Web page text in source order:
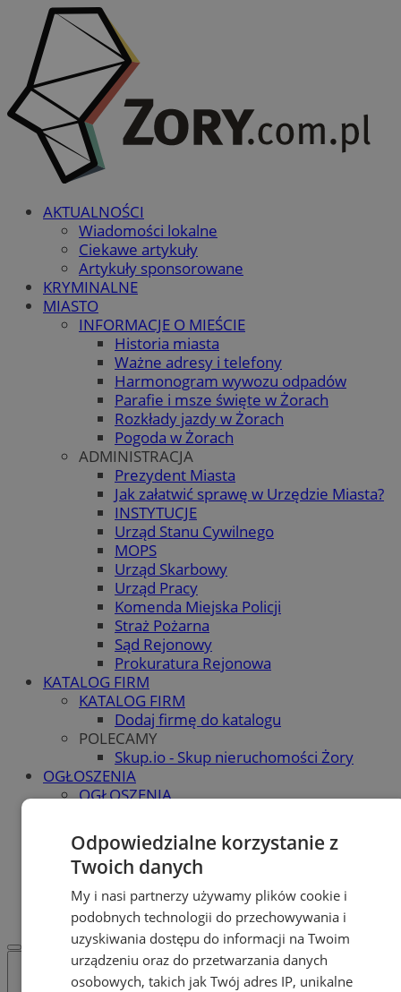
AKTUALNOŚCI
Wiadomości lokalne
Ciekawe artykuły
Artykuły sponsorowane
KRYMINALNE
MIASTO
INFORMACJE O MIEŚCIE
Historia miasta
Ważne adresy i telefony
Harmonogram wywozu odpadów
Parafie i msze święte w Żorach
Rozkłady jazdy w Żorach
Pogoda w Żorach
ADMINISTRACJA
Prezydent Miasta
Jak załatwić sprawę w Urzędzie Miasta?
INSTYTUCJE
Urząd Stanu Cywilnego
MOPS
Urząd Skarbowy
Urząd Pracy
Komenda Miejska Policji
Straż Pożarna
Sąd Rejonowy
Prokuratura Rejonowa
KATALOG FIRM
KATALOG FIRM
Dodaj firmę do katalogu
POLECAMY
Skup.io - Skup nieruchomości Żory
OGŁOSZENIA
OGŁOSZENIA
POLECAMY
Protocol IT
Pracuj.pl - praca w Żorach
REKLAMA
WSPÓŁPRACA
Odpowiedzialne korzystanie z
Twoich danych
My i nasi partnerzy używamy plików cookie i
podobnych technologii do przechowywania i
uzyskiwania dostępu do informacji na Twoim
urządzeniu oraz do przetwarzania danych
osobowych, takich jak Twój adres IP, unikalne